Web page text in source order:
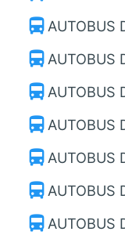
directions_bus AUTOBUS
directions_bus AUTOBUS
directions_bus AUTOBUS
directions_bus AUTOBUS
directions_bus AUTOBUS
directions_bus AUTOBUS
directions_bus AUTOBUS